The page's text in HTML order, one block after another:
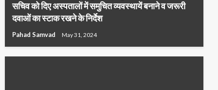
सचिव को दिए अस्पतालों में समुचित व्यवस्थायें बनाने व जरूरी
दवाओं का स्टाक रखने के निर्देश
Pahad Samvad May 31, 2024